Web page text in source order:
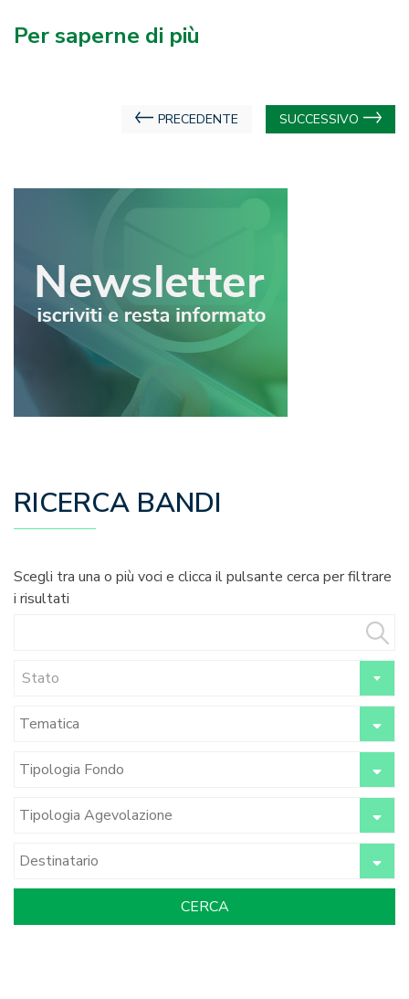
Per saperne di più
Navigazione
PRECEDENTE SUCCESSIVO
RICERCA BANDI
Scegli tra una o più voci e clicca il pulsante cerca per filtrare
i risultati
Stato